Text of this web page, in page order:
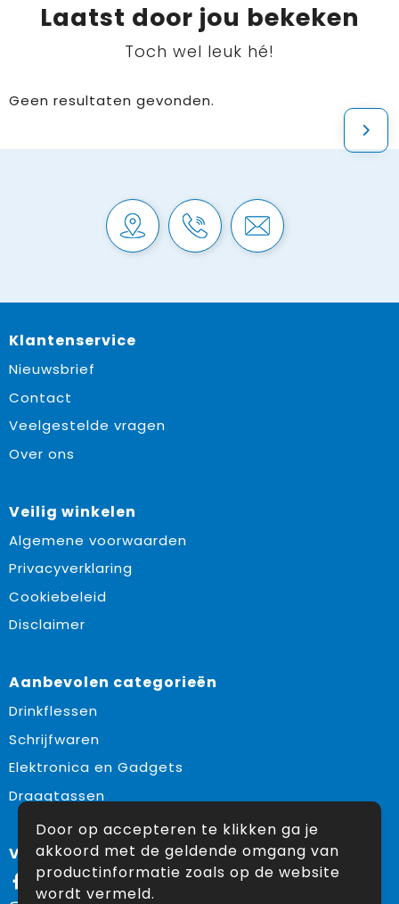
Laatst door jou bekeken
Toch wel leuk hé!
Geen resultaten gevonden.
Klantenservice
Nieuwsbrief
Contact
Veelgestelde vragen
Over ons
Veilig winkelen
Algemene voorwaarden
Privacyverklaring
Cookiebeleid
Disclaimer
Aanbevolen categorieën
Drinkflessen
Schrijfwaren
Elektronica en Gadgets
Draagtassen
Volg ons op:
Facebook
Door op accepteren te klikken ga je
akkoord met de geldende omgang van
productinformatie zoals op de website
wordt vermeld.